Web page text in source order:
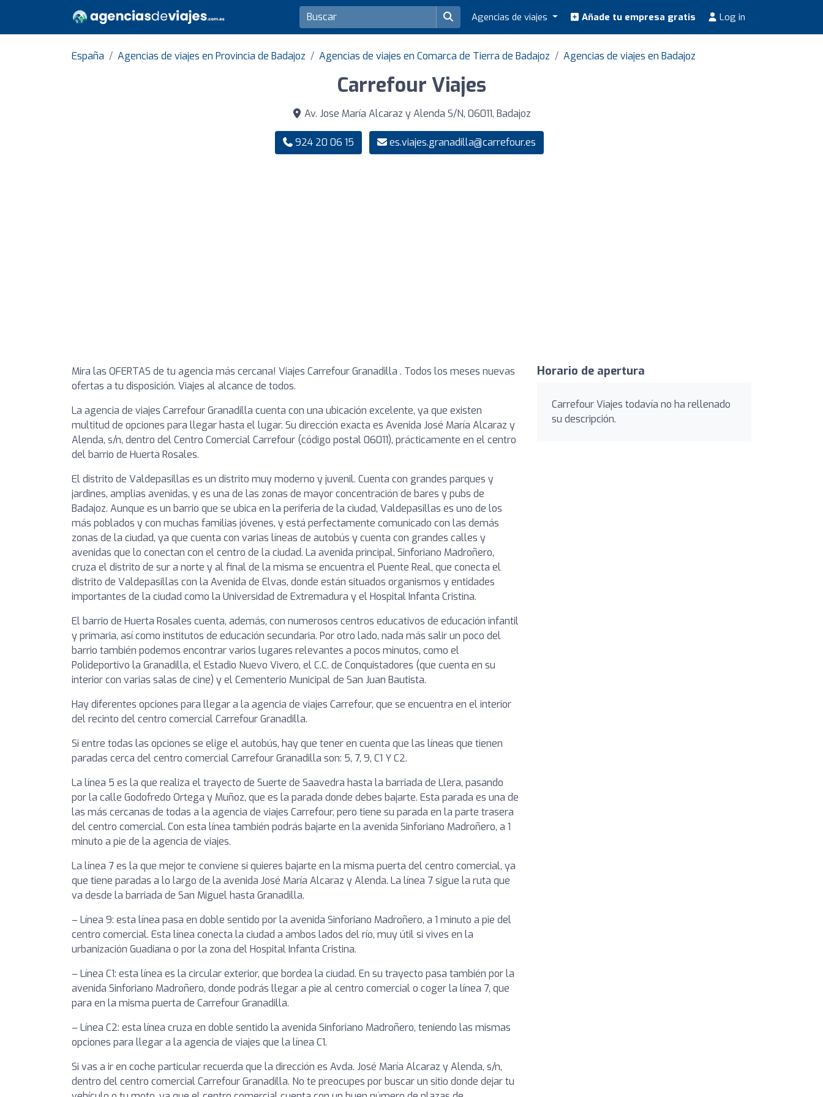
Agencias de viajes Añade tu empresa gratis Log in
España Agencias de viajes en Provincia de Badajoz Agencias de viajes en Comarca de Tierra de Badajoz Agencias de viajes en Badajoz
Carrefour Viajes
Av. Jose María Alcaraz y Alenda S/N, 06011, Badajoz
924 20 06 15 es.viajes.granadilla@carrefour.es
Mira las OFERTAS de tu agencia más cercana! Viajes Carrefour Granadilla . Todos los meses nuevas
ofertas a tu disposición. Viajes al alcance de todos.
La agencia de viajes Carrefour Granadilla cuenta con una ubicación excelente, ya que existen
multitud de opciones para llegar hasta el lugar. Su dirección exacta es Avenida José María Alcaraz y
Alenda, s/n, dentro del Centro Comercial Carrefour (código postal 06011), prácticamente en el centro
del barrio de Huerta Rosales.
El distrito de Valdepasillas es un distrito muy moderno y juvenil. Cuenta con grandes parques y
jardines, amplias avenidas, y es una de las zonas de mayor concentración de bares y pubs de
Badajoz. Aunque es un barrio que se ubica en la periferia de la ciudad, Valdepasillas es uno de los
más poblados y con muchas familias jóvenes, y está perfectamente comunicado con las demás
zonas de la ciudad, ya que cuenta con varias líneas de autobús y cuenta con grandes calles y
avenidas que lo conectan con el centro de la ciudad. La avenida principal, Sinforiano Madroñero,
cruza el distrito de sur a norte y al final de la misma se encuentra el Puente Real, que conecta el
distrito de Valdepasillas con la Avenida de Elvas, donde están situados organismos y entidades
importantes de la ciudad como la Universidad de Extremadura y el Hospital Infanta Cristina.
El barrio de Huerta Rosales cuenta, además, con numerosos centros educativos de educación infantil
y primaria, así como institutos de educación secundaria. Por otro lado, nada más salir un poco del
barrio también podemos encontrar varios lugares relevantes a pocos minutos, como el
Polideportivo la Granadilla, el Estadio Nuevo Vivero, el C.C. de Conquistadores (que cuenta en su
interior con varias salas de cine) y el Cementerio Municipal de San Juan Bautista.
Hay diferentes opciones para llegar a la agencia de viajes Carrefour, que se encuentra en el interior
del recinto del centro comercial Carrefour Granadilla.
Si entre todas las opciones se elige el autobús, hay que tener en cuenta que las líneas que tienen
paradas cerca del centro comercial Carrefour Granadilla son: 5, 7, 9, C1 Y C2.
La línea 5 es la que realiza el trayecto de Suerte de Saavedra hasta la barriada de Llera, pasando
por la calle Godofredo Ortega y Muñoz, que es la parada donde debes bajarte. Esta parada es una de
las más cercanas de todas a la agencia de viajes Carrefour, pero tiene su parada en la parte trasera
del centro comercial. Con esta línea también podrás bajarte en la avenida Sinforiano Madroñero, a 1
minuto a pie de la agencia de viajes.
La línea 7 es la que mejor te conviene si quieres bajarte en la misma puerta del centro comercial, ya
que tiene paradas a lo largo de la avenida José María Alcaraz y Alenda. La línea 7 sigue la ruta que
va desde la barriada de San Miguel hasta Granadilla.
– Línea 9: esta línea pasa en doble sentido por la avenida Sinforiano Madroñero, a 1 minuto a pie del
centro comercial. Esta línea conecta la ciudad a ambos lados del río, muy útil si vives en la
urbanización Guadiana o por la zona del Hospital Infanta Cristina.
– Línea C1: esta línea es la circular exterior, que bordea la ciudad. En su trayecto pasa también por la
avenida Sinforiano Madroñero, donde podrás llegar a pie al centro comercial o coger la línea 7, que
para en la misma puerta de Carrefour Granadilla.
– Línea C2: esta línea cruza en doble sentido la avenida Sinforiano Madroñero, teniendo las mismas
opciones para llegar a la agencia de viajes que la línea C1.
Si vas a ir en coche particular recuerda que la dirección es Avda. José María Alcaraz y Alenda, s/n,
dentro del centro comercial Carrefour Granadilla. No te preocupes por buscar un sitio donde dejar tu
Horario de apertura
Carrefour Viajes todavía no ha rellenado
su descripción.